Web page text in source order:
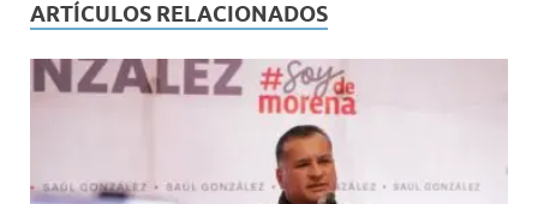
ARTÍCULOS RELACIONADOS